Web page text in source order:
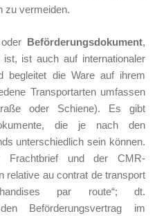
zu vermeiden.
Beförderungsdokument,
ist auch auf internationaler
begleitet die Ware auf ihrem
Transportarten umfassen
oder Schiene). Es gibt
die je nach den
unterschiedlich sein können.
Frachtbrief und der CMR-
relative au contrat de transport
par route“; dt.
Beförderungsvertrag im